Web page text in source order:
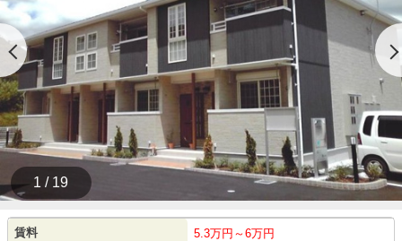
1 / 19
賃料 5.3万円～6万円